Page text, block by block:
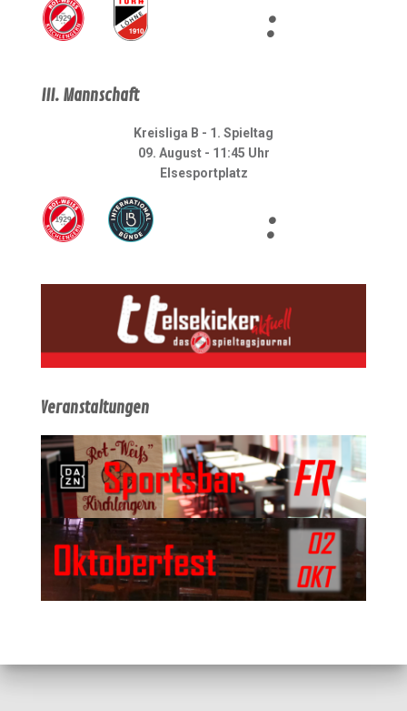
:
III. Mannschaft
Kreisliga B - 1. Spieltag
09. August - 11:45 Uhr
Elsesportplatz
:
Veranstaltungen